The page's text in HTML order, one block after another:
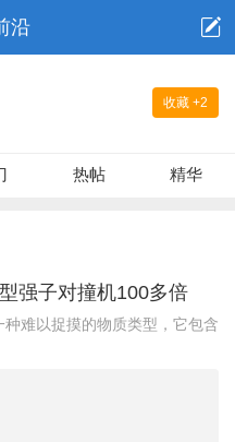
沿
收藏 +2
热帖 精华
强子对撞机100多倍
难以捉摸的物质类型，它包含